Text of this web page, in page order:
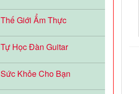
Thế Giới Ẩm Thực
Tự Học Đàn Guitar
Sức Khỏe Cho Bạn